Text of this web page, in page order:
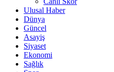
Ulusal Haber
Dünya
Güncel
Asayiş
Siyaset
Ekonomi
Sağlık